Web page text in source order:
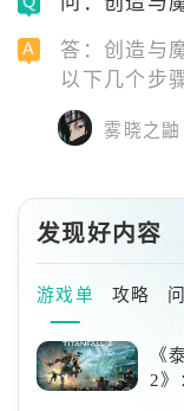
答：创造与
以下几个步
择熔炼选项
料。 5、开
雾晓之鼬
发现好内容
游戏单 攻略
《
2》